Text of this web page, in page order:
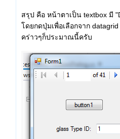
สรุป คือ หน้าตาเป็น textbox มี
โดยกดปุ่มเพื่อเลือกจาก
คร่าวๆก็ประมาณนี้ครับ